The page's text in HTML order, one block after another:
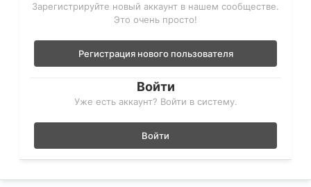
Зарегистрируйте новый аккаунт в нашем сообществе.
Это очень просто!
Регистрация нового пользователя
Войти
Уже есть аккаунт? Войти в систему.
Войти